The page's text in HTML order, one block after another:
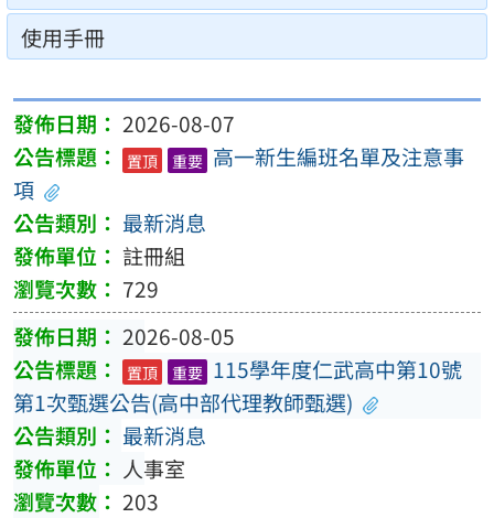
使用手冊
2026-08-07
置頂 重要 高一新生編班名單及注意事
項
最新消息
註冊組
729
2026-08-05
置頂 重要 115學年度仁武高中第10號
第1次甄選公告(高中部代理教師甄選)
最新消息
人事室
203